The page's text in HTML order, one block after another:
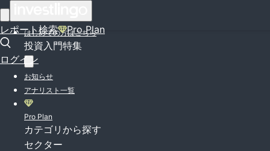
レポート検索 Pro Plan
ログイン
はじめての方はこちら
投資入門特集
お知らせ
アナリスト一覧
Pro Plan
カテゴリから探す
セクター